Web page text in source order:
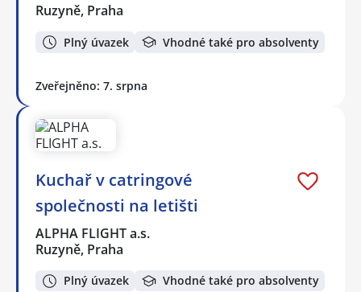
Ruzyně, Praha
Plný úvazek Vhodné také pro absolventy
Zveřejněno: 7. srpna
Kuchař v catringové
společnosti na letišti
ALPHA FLIGHT a.s.
Ruzyně, Praha
Plný úvazek Vhodné také pro absolventy